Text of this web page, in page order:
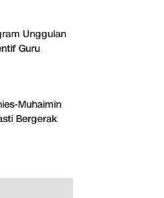
Unggulan
Guru
Muhaimin
Bergerak